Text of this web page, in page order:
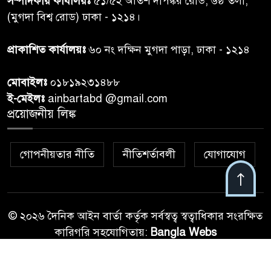
তদন্ত শেষ পর্যায়ে, দ্রুত চার্জশিট
রাতের মধ্যে ঢাকাসহ ১০ অঞ্চলে
ঝড়বৃষ্টির পূর্বাভাস
৮
প্রধানমন্ত্রীর সঙ্গে দেখা করে স্বপ্নপূরণ
উপহার
৯
২০ আগস্ট রাষ্ট্রপতি নির্বাচন,
তফসিল প্রকাশ নির্বাচন কমিশনের
১০
(মুগদা বিশ্ব রোড) ঢাকা - ১২১৪।
প্রাকাশিত কার্যালয়ঃ৬০ নং দক্ষিন মুগদা পাড়া, ঢাকা - ১২১৪
মোবাইলঃ ০১৮১৯২৩১৪৮৮
ই-মেইলঃ ainbartabd @gmail.com
প্রয়োজনীয় লিঙ্ক
গোপনীয়তার নীতি নীতিশর্তাবলী যোগাযোগ
© ২০২৬ দৈনিক আইন বার্তা কর্তৃক সর্বস্বত্ব স্বত্বাধিকার সংরক্ষিত
কারিগরি সহযোগিতায়: Bangla Webs